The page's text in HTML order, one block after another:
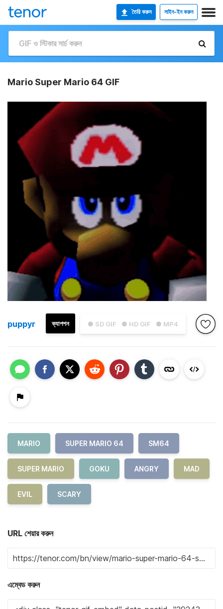
তৈরি করুন সাইন-ইন করুন
Mario Super Mario 64 GIF
● SD GIF ● HD GIF ● MP4
ক্যাপশন
puppyr
MARIO SUPER MARIO 64 SM64
SUPER MARIO GOKU ANGRY MAD
EVIL SCARY
URL শেয়ার করুন
এম্বেড করুন